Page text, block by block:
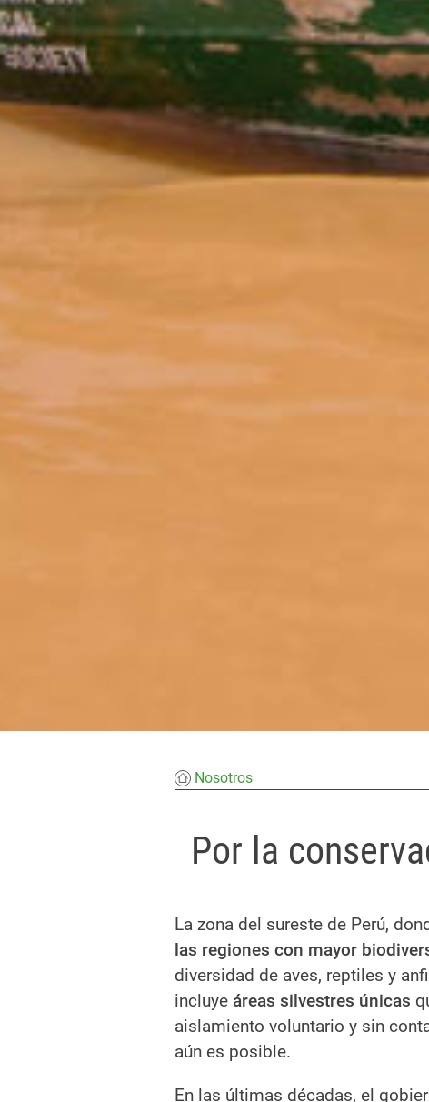
Nosotros
Por la
La zona del sureste de Perú,
las regiones con mayor
diversidad de aves, reptiles y
incluye áreas silvestres únicas
aislamiento voluntario y sin
aún es posible.
En las últimas décadas, el